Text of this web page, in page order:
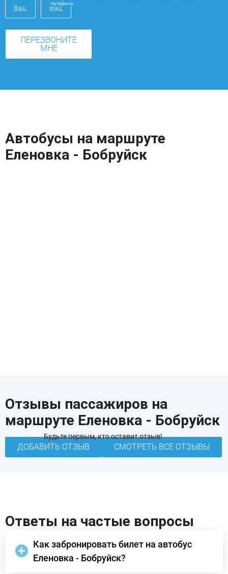
телефона
ПЕРЕЗВОНИТЕ
МНЕ
Автобусы на маршруте
Еленовка - Бобруйск
Отзывы пассажиров на
маршруте Еленовка - Бобруйск
Будьте первым, кто оставит отзыв!
ДОБАВИТЬ ОТЗЫВ СМОТРЕТЬ ВСЕ ОТЗЫВЫ
Ответы на частые вопросы
Как забронировать билет на автобус
Еленовка - Бобруйск?